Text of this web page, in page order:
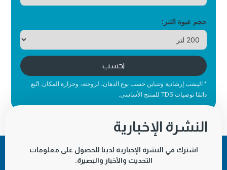
حجم عبوة التنر:
احسب
* النِسَب إرشادية وتتباين حسب نوع الدهان، لزوجته، وحرارة المكان. اتّبع
دائمًا توصيات TDS للمنتج الأساسي.
النشرة الإخبارية
اشترك في النشرة الإخبارية لدينا للحصول على معلومات
التحديث والأخبار والبصيرة.